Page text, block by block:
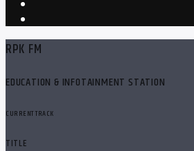
RPK FM
EDUCATION & INFOTAINMENT STATION
CURRENT TRACK
TITLE